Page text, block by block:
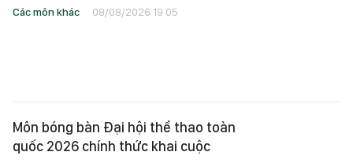
Các môn khác 08/08/2026 19:05
Môn bóng bàn Đại hội thể thao toàn
quốc 2026 chính thức khai cuộc